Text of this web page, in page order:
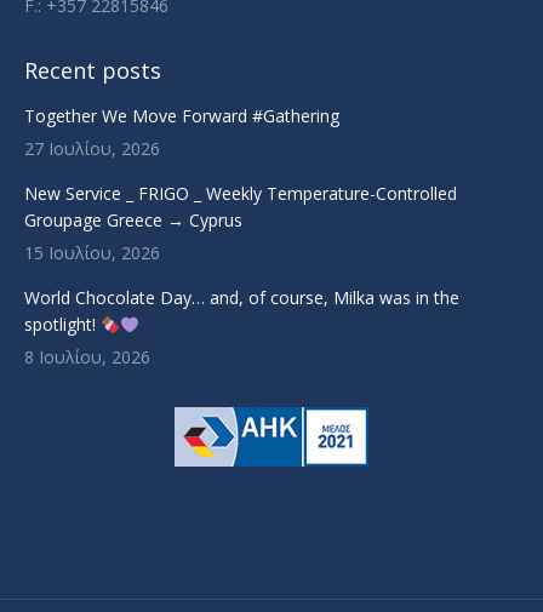
F.: +357 22815846
Recent posts
Together We Move Forward #Gathering
27 Ιουλίου, 2026
New Service _ FRIGO _ Weekly Temperature-Controlled
Groupage Greece → Cyprus
15 Ιουλίου, 2026
World Chocolate Day… and, of course, Milka was in the
spotlight!
8 Ιουλίου, 2026